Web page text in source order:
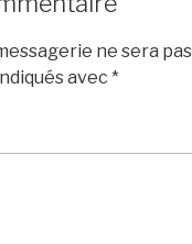
ne sera
avec *